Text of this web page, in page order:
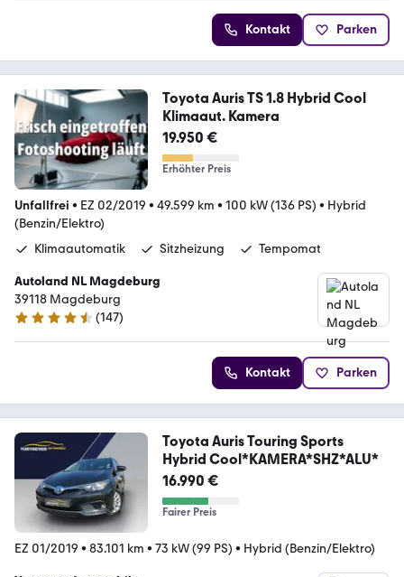
Kontakt Parken
Toyota Auris TS 1.8 Hybrid Cool
Klimaaut. Kamera
19.950 €
Erhöhter Preis
Unfallfrei • EZ 02/2019 • 49.599 km • 100 kW (136 PS) • Hybrid
(Benzin/Elektro)
Klimaautomatik
Sitzheizung Tempomat
Autoland NL Magdeburg
39118 Magdeburg
4.6 Sterne
(147)
Kontakt Parken
Toyota Auris Touring Sports
Hybrid Cool*KAMERA*SHZ*ALU*
16.990 €
Fairer Preis
EZ 01/2019 • 83.101 km • 73 kW (99 PS) • Hybrid (Benzin/Elektro)